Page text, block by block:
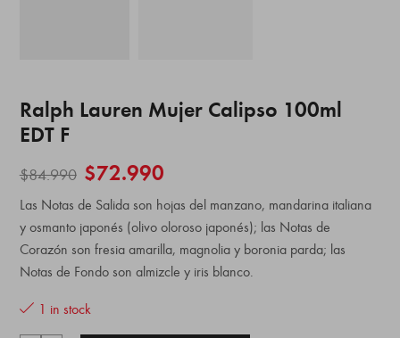
Ralph Lauren Mujer Calipso 100ml
EDT F
$84.990 $72.990
Las Notas de Salida son hojas del manzano, mandarina italiana
y osmanto japonés (olivo oloroso japonés); las Notas de
Corazón son fresia amarilla, magnolia y boronia parda; las
Notas de Fondo son almizcle y iris blanco.
1 in stock